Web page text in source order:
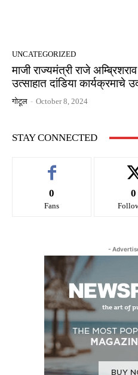
UNCATEGORIZED
माजी राज्यमंत्री राजे
उत्साहात दांडिया कार्यक्रमाचे
गोटूल - October 8, 2024
STAY CONNECTED
0
Fans
0
-